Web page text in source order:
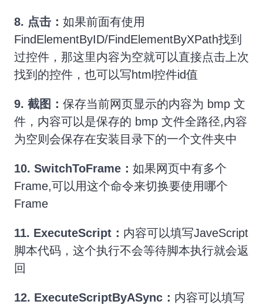
8. 点击： 如果前面有使用
FindElementByID/FindElementByXPath找到
过控件，那这里内容为空就可以直接点击上次
找到的控件，也可以写html控件id值
9. 截图： 保存当前网页显示的内容为 bmp 文
件，内容可以是保存的 bmp 文件全路径,内容
为空则会保存在安装目录下的一个文件夹中
10. SwitchToFrame： 如果网页中有多个
Frame,可以用这个命令来切换要使用哪个
Frame
11. ExecuteScript： 内容可以填写JaveScript
脚本代码，这个执行不会等待脚本执行就会返
回
12. ExecuteScriptByASync： 内容可以填写